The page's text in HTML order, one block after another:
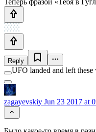
Reply
UFO landed and left these
zagayevskiy Jun 23 2017 at